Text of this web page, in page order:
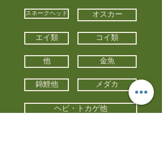
スネークヘッド オスカー
エイ類 コイ類
他 金魚
錦鯉他 メダカ
ヘビ・トカゲ他